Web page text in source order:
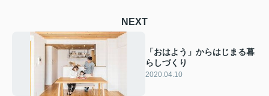
NEXT
「おはよう」からはじまる暮
らしづくり
2020.04.10